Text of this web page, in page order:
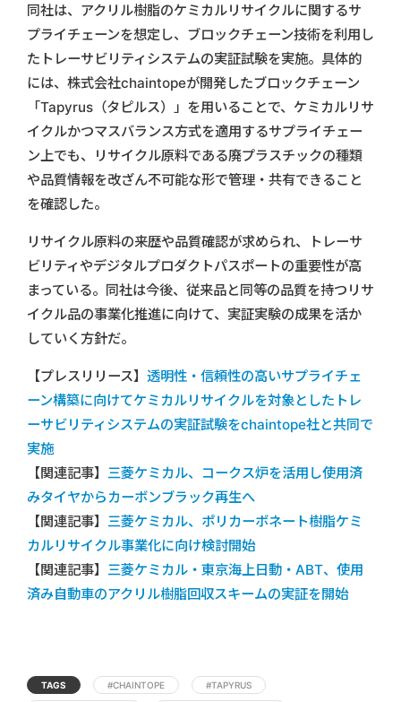
同社は、アクリル樹脂のケミカルリサイクルに関するサ
プライチェーンを想定し、ブロックチェーン技術を利用し
たトレーサビリティシステムの実証試験を実施。具体的
には、株式会社chaintopeが開発したブロックチェーン
「Tapyrus（タピルス）」を用いることで、ケミカルリサ
イクルかつマスバランス方式を適用するサプライチェー
ン上でも、リサイクル原料である廃プラスチックの種類
や品質情報を改ざん不可能な形で管理・共有できること
を確認した。
リサイクル原料の来歴や品質確認が求められ、トレーサ
ビリティやデジタルプロダクトパスポートの重要性が高
まっている。同社は今後、従来品と同等の品質を持つリサ
イクル品の事業化推進に向けて、実証実験の成果を活か
していく方針だ。
【プレスリリース】 透明性・信頼性の高いサプライチェ
ーン構築に向けてケミカルリサイクルを対象としたトレ
ーサビリティシステムの実証試験をchaintope社と共同で
実施
【関連記事】 三菱ケミカル、コークス炉を活用し使用済
みタイヤからカーボンブラック再生へ
【関連記事】 三菱ケミカル、ポリカーボネート樹脂ケミ
カルリサイクル事業化に向け検討開始
【関連記事】 三菱ケミカル・東京海上日動・ABT、使用
済み自動車のアクリル樹脂回収スキームの実証を開始
TAGS #CHAINTOPE #TAPYRUS